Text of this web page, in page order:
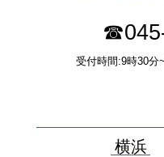
受付時間:9時30
横浜